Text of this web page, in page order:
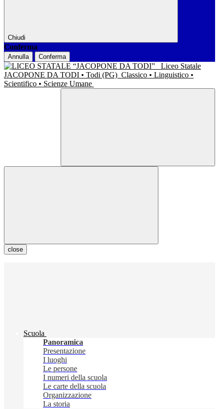
Chiudi
Conferma
Annulla Conferma
Liceo Statale
JACOPONE DA TODI • Todi (PG) Classico • Linguistico •
Scientifico • Scienze Umane
close
Scuola
Panoramica
Presentazione
I luoghi
Le persone
I numeri della scuola
Le carte della scuola
Organizzazione
La storia